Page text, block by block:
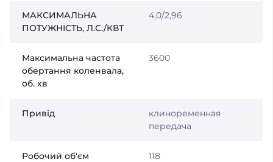
МАКСИМАЛЬНА
ПОТУЖНІСТЬ, Л.С./КВТ
4,0/2,96
Максимальна частота
обертання коленвала,
об. хв
3600
Привід
клиноременная
передача
Робочий об'єм
118